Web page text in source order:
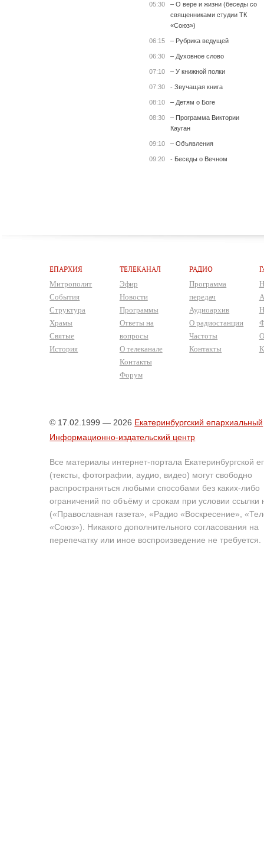
05:30
– О вере и жизни (беседы со
священниками студии ТК
«Союз»)
06:15 – Рубрика ведущей
06:30 – Духовное слово
07:10 – У книжной полки
07:30 - Звучащая книга
08:10 – Детям о Боге
08:30
– Программа Виктории
Кауган
09:10 – Объявления
09:20 - Беседы о Вечном
ЕПАРХИЯ
Митрополит
События
Структура
Храмы
Святые
История
ТЕЛЕКАНАЛ
Эфир
Новости
Программы
Ответы на
вопросы
О телеканале
Контакты
Форум
РАДИО
Программа
передач
Аудиоархив
О радиостанции
Частоты
Контакты
© 17.02.1999 — 2026 Екатеринбургский епархиальный
Информационно-издательский центр
Все материалы интернет-портала Екатеринбургской
(тексты, фотографии, аудио, видео) могут свободно
распространяться любыми способами без каких-либо
ограничений по объёму и срокам при условии ссылки
(«Православная газета», «Радио «Воскресение»,
«Союз»). Никакого дополнительного согласования на
перепечатку или иное воспроизведение не требуется.